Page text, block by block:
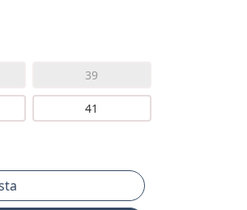
39
41